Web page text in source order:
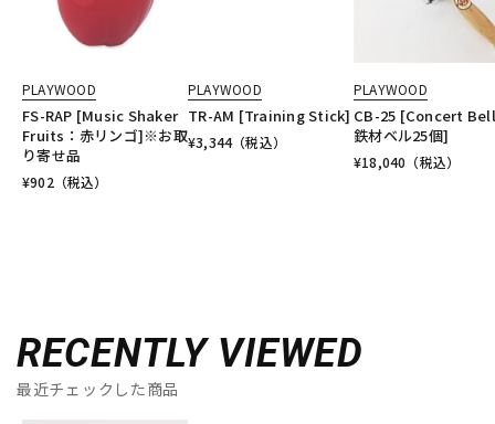
PLAYWOOD
FS-RAP [Music Shaker
Fruits：赤リンゴ]※お取
り寄せ品
¥902（税込）
PLAYWOOD
TR-AM [Training Stick]
¥3,344（税込）
PLAYWOOD
CB-25 [Concert
鉄材ベル25個]
¥18,040 （税込）
RECENTLY VIEWED
最近チェックした商品